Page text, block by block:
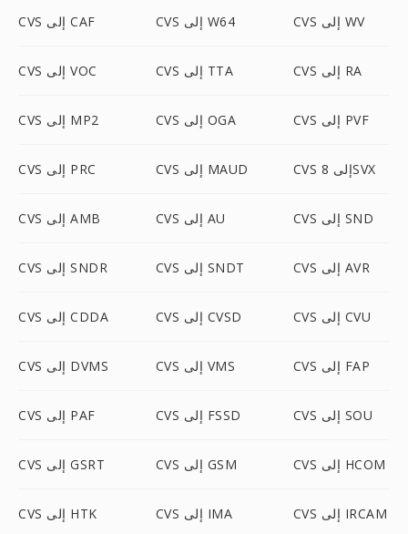
CVS إلى CAF CVS إلى W64 CVS إلى WV
CVS إلى VOC CVS إلى TTA CVS إلى RA
CVS إلى MP2 CVS إلى OGA CVS إلى PVF
CVS إلى PRC CVS إلى MAUD CVS إلى 8SVX
CVS إلى AMB CVS إلى AU CVS إلى SND
CVS إلى SNDR CVS إلى SNDT CVS إلى AVR
CVS إلى CDDA CVS إلى CVSD CVS إلى CVU
CVS إلى DVMS CVS إلى VMS CVS إلى FAP
CVS إلى PAF CVS إلى FSSD CVS إلى SOU
CVS إلى GSRT CVS إلى GSM CVS إلى HCOM
CVS إلى HTK CVS إلى IMA CVS إلى IRCAM